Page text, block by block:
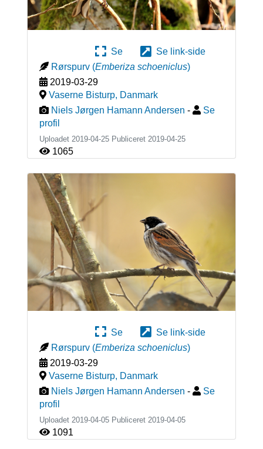
Se
Se link-side
Rørspurv (Emberiza schoeniclus)
2019-03-29
Vaserne Bisturp, Danmark
Niels Jørgen Hamann Andersen -
Se
profil
Uploadet 2019-04-25 Publiceret 2019-04-25
1065
Se
Se link-side
Rørspurv (Emberiza schoeniclus)
2019-03-29
Vaserne Bisturp, Danmark
Niels Jørgen Hamann Andersen -
Se
profil
Uploadet 2019-04-05 Publiceret 2019-04-05
1091